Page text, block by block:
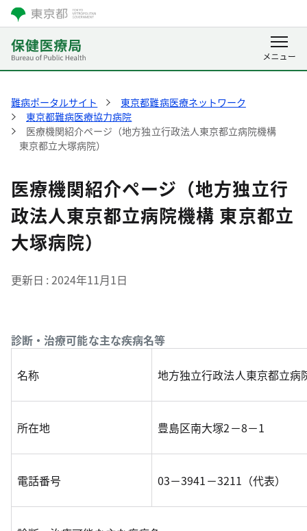
難病ポータルサイト
東京都難病医療ネットワーク
東京都難病医療協力病院
医療機関紹介ページ（地方独立行政法人東京都立病院機構
東京都立大塚病院）
医療機関紹介ページ（地方独立行
政法人東京都立病院機構 東京都立
大塚病院）
更新日 2024年11月1日
診断・治療可能な主な疾病名等
名称 地方独立行政法人東京都立病
所在地 豊島区南大塚2－8－1
電話番号 03－3941－3211（代表）